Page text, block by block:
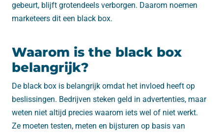
gebeurt, blijft grotendeels verborgen. Daarom noemen
marketeers dit een black box.
Waarom is the black box
belangrijk?
De black box is belangrijk omdat het invloed heeft op
beslissingen. Bedrijven steken geld in advertenties, maar
weten niet altijd precies waarom iets wel of niet werkt.
Ze moeten testen, meten en bijsturen op basis van